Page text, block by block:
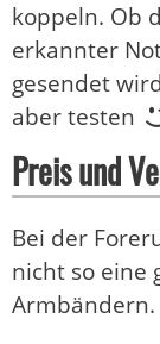
koppeln. Ob
erkannter
gesendet
aber testen
Preis und
Bei der
nicht so eine
Armbändern.